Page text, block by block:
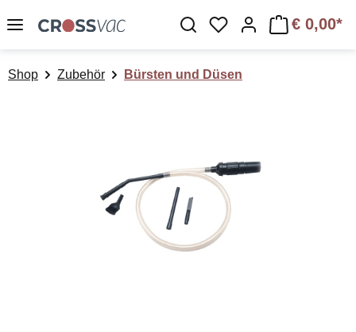
Zum Hauptinhalt springen Du hast 0 Produkte
€ 0,00*
Shop Zubehör Bürsten und Düsen